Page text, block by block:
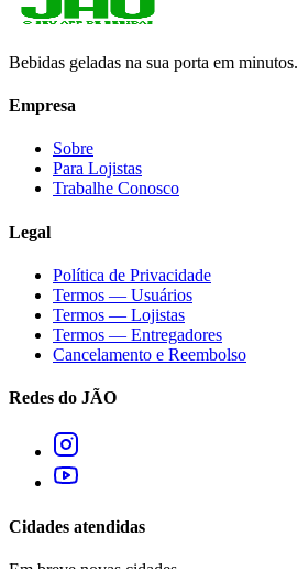
Bebidas geladas na sua porta em minutos.
Empresa
Sobre
Para Lojistas
Trabalhe Conosco
Legal
Política de Privacidade
Termos — Usuários
Termos — Lojistas
Termos — Entregadores
Cancelamento e Reembolso
Redes do JÃO
Cidades atendidas